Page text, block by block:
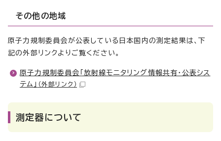
その他の地域
原子力規制委員会が公表している日本国内の測定結果は、下
記の外部リンクよりご覧ください。
原子力規制委員会「放射線モニタリング情報共有・公表シス
テム」 （外部リンク）
測定器について